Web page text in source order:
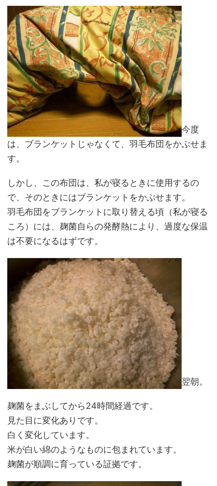
今度
は、ブランケットじゃなくて、羽毛布団をかぶせま
す。
しかし、この布団は、私が寝るときに使用するの
で、そのときにはブランケットをかぶせます。
羽毛布団をブランケットに取り替える頃（私が寝る
ころ）には、麹菌自らの発酵熱により、過度な保温
は不要になるはずです。
翌朝。
麹菌をまぶしてから24時間経過です。
見た目に変化ありです。
白く変化しています。
米が白い綿のようなものに包まれています。
麹菌が順調に育っている証拠です。